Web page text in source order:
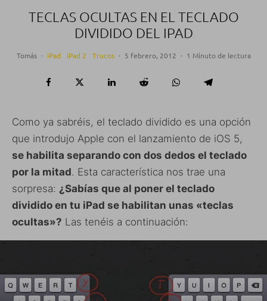
TECLAS OCULTAS EN EL TECLADO
DIVIDIDO DEL IPAD
Tomás · iPad iPad 2 Trucos · 5 febrero, 2012 · 1 Minuto de lectura
Como ya sabréis, el teclado dividido es una opción
que introdujo Apple con el lanzamiento de iOS 5,
se habilita separando con dos dedos el teclado
por la mitad. Esta característica nos trae una
sorpresa: ¿Sabías que al poner el teclado
dividido en tu iPad se habilitan unas «teclas
ocultas»? Las tenéis a continuación: